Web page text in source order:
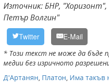
Източник: БНР,
Петър Волгин"
Twitter E-Mail
* Този текст не може да бъде
медии без изричното
Д'Артанян, Платон, Има такъв